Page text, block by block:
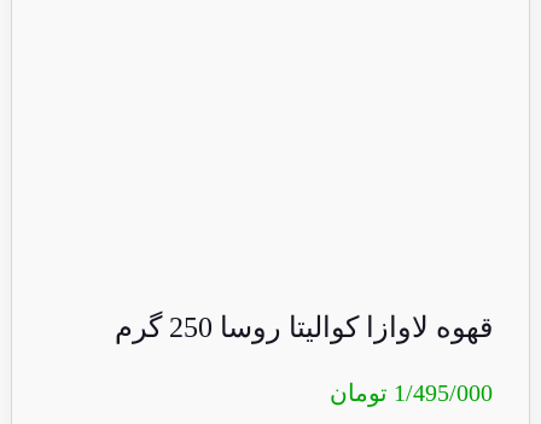
قهوه لاوازا کوالیتا روسا 250 گرم
1/495/000 تومان